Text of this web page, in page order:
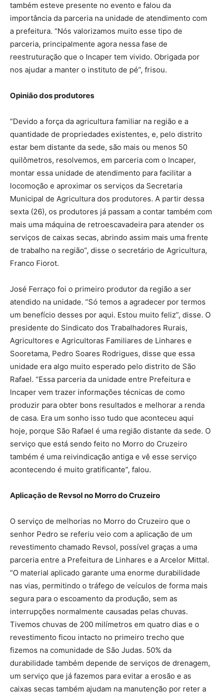
também esteve presente no evento e falou da
importância da parceria na unidade de atendimento com
a prefeitura. “Nós valorizamos muito esse tipo de
parceria, principalmente agora nessa fase de
reestruturação que o Incaper tem vivido. Obrigada por
nos ajudar a manter o instituto de pé”, frisou.
Opinião dos produtores
“Devido a força da agricultura familiar na região e a
quantidade de propriedades existentes, e, pelo distrito
estar bem distante da sede, são mais ou menos 50
quilômetros, resolvemos, em parceria com o Incaper,
montar essa unidade de atendimento para facilitar a
locomoção e aproximar os serviços da Secretaria
Municipal de Agricultura dos produtores. A partir dessa
sexta (26), os produtores já passam a contar também com
mais uma máquina de retroescavadeira para atender os
serviços de caixas secas, abrindo assim mais uma frente
de trabalho na região”, disse o secretário de Agricultura,
Franco Fiorot.
José Ferraço foi o primeiro produtor da região a ser
atendido na unidade. “Só temos a agradecer por termos
um benefício desses por aqui. Estou muito feliz”, disse. O
presidente do Sindicato dos Trabalhadores Rurais,
Agricultores e Agricultoras Familiares de Linhares e
Sooretama, Pedro Soares Rodrigues, disse que essa
unidade era algo muito esperado pelo distrito de São
Rafael. “Essa parceria da unidade entre Prefeitura e
Incaper vem trazer informações técnicas de como
produzir para obter bons resultados e melhorar a renda
de casa. Era um sonho isso tudo que aconteceu aqui
hoje, porque São Rafael é uma região distante da sede. O
serviço que está sendo feito no Morro do Cruzeiro
também é uma reivindicação antiga e vê esse serviço
acontecendo é muito gratificante”, falou.
Aplicação de Revsol no Morro do Cruzeiro
O serviço de melhorias no Morro do Cruzeiro que o
senhor Pedro se referiu veio com a aplicação de um
revestimento chamado Revsol, possível graças a uma
parceria entre a Prefeitura de Linhares e a Arcelor Mittal.
“O material aplicado garante uma enorme durabilidade
nas vias, permitindo o tráfego de veículos de forma mais
segura para o escoamento da produção, sem as
interrupções normalmente causadas pelas chuvas.
Tivemos chuvas de 200 milímetros em quatro dias e o
revestimento ficou intacto no primeiro trecho que
fizemos na comunidade de São Judas. 50% da
durabilidade também depende de serviços de drenagem,
um serviço que já fazemos para evitar a erosão e as
caixas secas também ajudam na manutenção por reter a